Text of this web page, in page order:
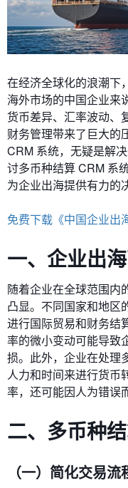
在经济全球化的浪潮下
海外市场的中国企业来
货币差异、汇率波动、
财务管理带来了巨大的
CRM 系统，无疑是解
讨多币种结算 CRM 系
为企业出海提供有力的
免费下载《中国企业出
一、企业出
随着企业在全球范围内
凸显。不同国家和地区
进行国际贸易和财务结
率的微小变动可能导致
损。此外，企业在处理
人力和时间来进行货币
率，还可能因人为错误
二、多币种
（一）简化交易流